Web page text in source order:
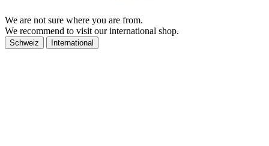
We are not sure where you are from.
We recommend to visit our international shop.
Schweiz International